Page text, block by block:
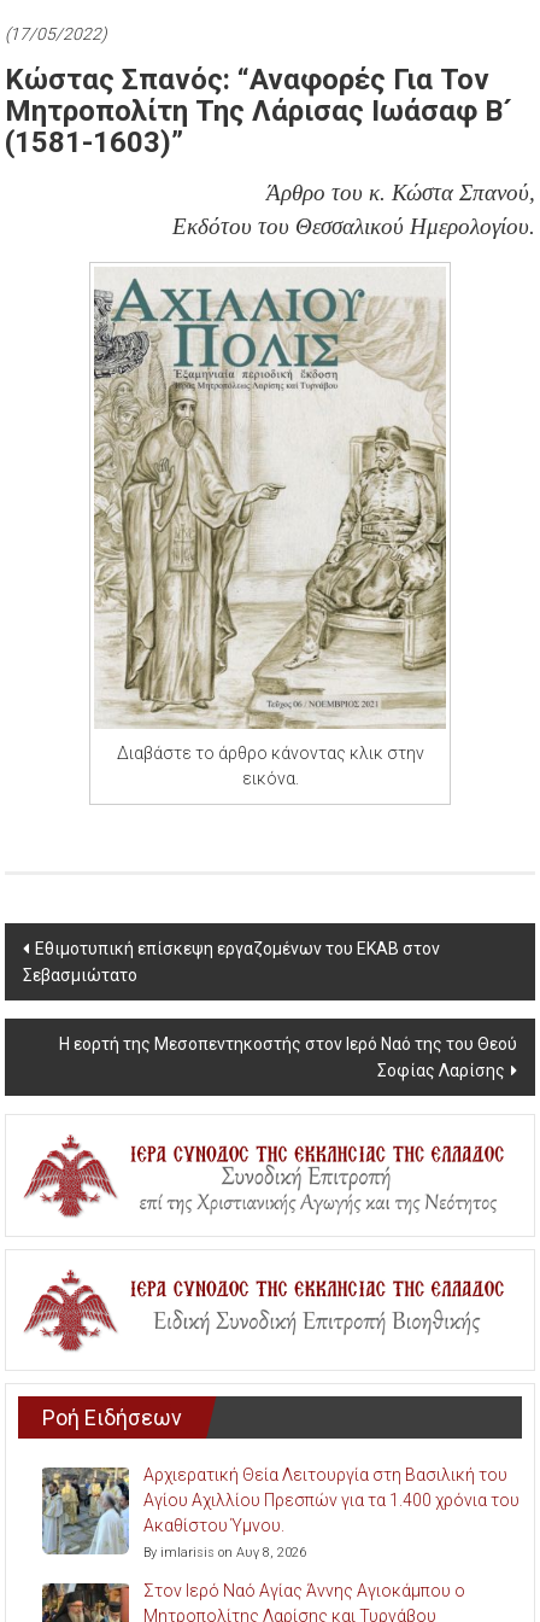
(17/05/2022)
Κώστας Σπανός: “Αναφορές Για Τον
Μητροπολίτη Της Λάρισας Ιωάσαφ Β´
(1581-1603)”
Άρθρο του κ. Κώστα Σπανού,
Εκδότου του Θεσσαλικού Ημερολογίου.
Διαβάστε το άρθρο κάνοντας κλικ στην
εικόνα.
Post
navigation
Εθιμοτυπική επίσκεψη εργαζομένων του ΕΚΑΒ στον
Σεβασμιώτατο
Η εορτή της Μεσοπεντηκοστής στον Ιερό Ναό της του Θεού
Σοφίας Λαρίσης
Ροή Ειδήσεων
Αρχιερατική Θεία Λειτουργία στη Βασιλική του
Αγίου Αχιλλίου Πρεσπών για τα 1.400 χρόνια του
Ακαθίστου Ύμνου.
By imlarisis on Αυγ 8, 2026
Στον Ιερό Ναό Αγίας Άννης Αγιοκάμπου ο
Μητροπολίτης Λαρίσης και Τυρνάβου